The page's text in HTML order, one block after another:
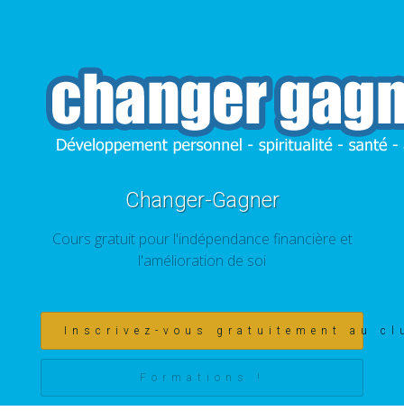
Changer-Gagner
Cours gratuit pour l'indépendance financière et
l'amélioration de soi
Inscrivez-vous gratuitement au
Formations !